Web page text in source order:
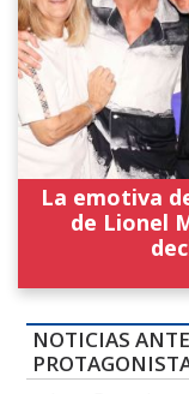
La emotiva
de Lionel
NOTICIAS